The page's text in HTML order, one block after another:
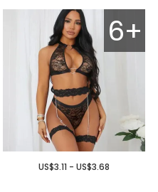
6+
US$3.11 - US$3.68